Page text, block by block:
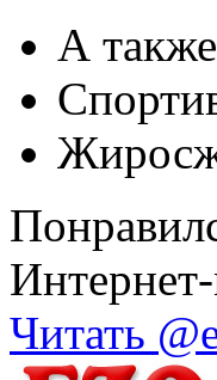
А также
Читать